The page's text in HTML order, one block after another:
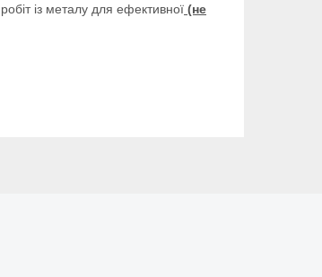
із металу для ефективної (не